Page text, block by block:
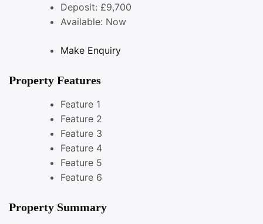
Deposit: £9,700
Available: Now
Make Enquiry
Property Features
Feature 1
Feature 2
Feature 3
Feature 4
Feature 5
Feature 6
Property Summary